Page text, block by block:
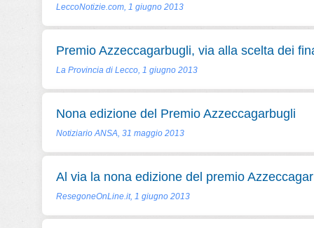
LeccoNotizie.com, 1 giugno 2013
Premio Azzeccagarbugli, via alla scelta dei
La Provincia di Lecco, 1 giugno 2013
Nona edizione del Premio Azzeccagarbugli
Notiziario ANSA, 31 maggio 2013
Al via la nona edizione del premio
ResegoneOnLine.it, 1 giugno 2013